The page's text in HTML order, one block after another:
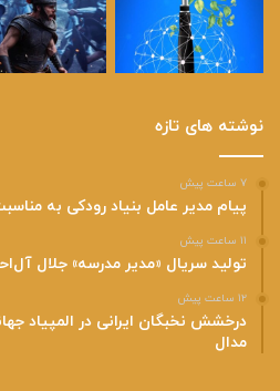
نوشته های تازه
۷ ساعت پیش
پیام مدیر عامل بنیاد رودکی به
۱۱ ساعت پیش
تولید سریال «مدیر مدرسه» جلال
۱۲ ساعت پیش
مدال